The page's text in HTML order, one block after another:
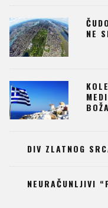
NE
DIV ZLATNOG
NEURAČUNLJIVI